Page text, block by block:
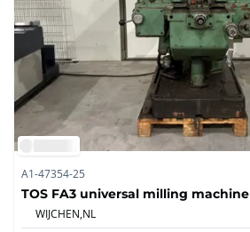
A1-47354-25
TOS FA3 universal milling machine
WIJCHEN,NL